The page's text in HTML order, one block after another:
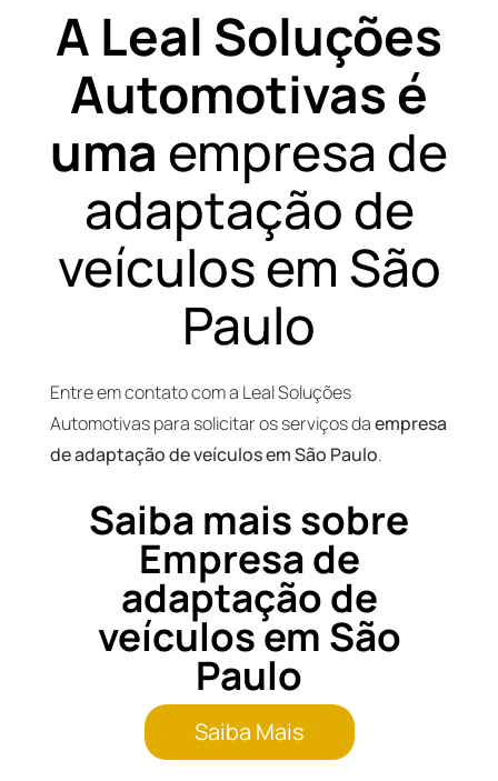
A Leal Soluções
Automotivas é
uma empresa de
adaptação de
veículos em São
Paulo
Entre em contato com a Leal Soluções
Automotivas para solicitar os serviços daempresa
de adaptação de veículos em São Paulo.
Saiba mais sobre
Empresa de
adaptação de
veículos em São
Paulo
Saiba Mais